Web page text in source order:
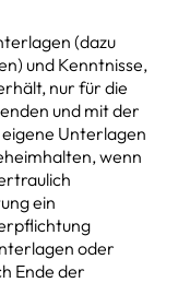
(dazu
und Kenntnisse,
nur für die
und mit der
Unterlagen
wenn
ein
oder
Ende der